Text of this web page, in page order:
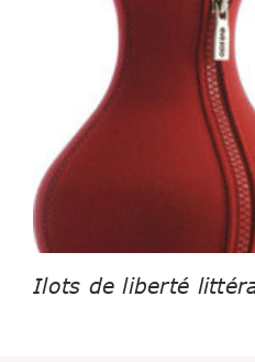
Ilots de liberté